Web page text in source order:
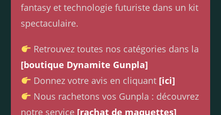
fantasy et technologie futuriste dans un kit
spectaculaire.
Retrouvez toutes nos catégories dans la
[boutique Dynamite Gunpla]
Donnez votre avis en cliquant [ici]
Nous rachetons vos Gunpla : découvrez
notre service [rachat de maquettes]